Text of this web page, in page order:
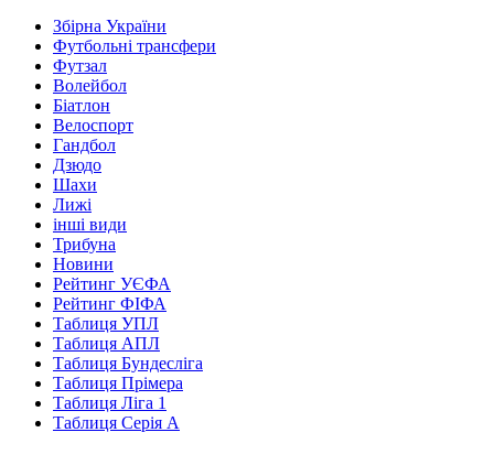
Збірна України
Футбольні трансфери
Футзал
Волейбол
Біатлон
Велоспорт
Гандбол
Дзюдо
Шахи
Лижі
інші види
Трибуна
Новини
Рейтинг УЄФА
Рейтинг ФІФА
Таблиця УПЛ
Таблиця АПЛ
Таблиця Бундесліга
Таблиця Прімера
Таблиця Ліга 1
Таблиця Серія А